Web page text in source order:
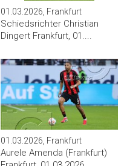
01.03.2026, Frankfurt
Schiedsrichter Christian
Dingert Frankfurt, 01....
01.03.2026, Frankfurt
Aurele Amenda (Frankfurt)